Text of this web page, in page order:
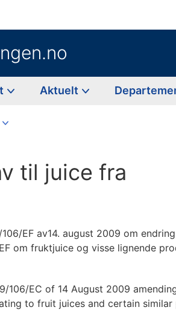
Aktuelt
til juice fra
EF av14. august 2009 om
om fruktjuice og visse lignende
106/EC of 14 August 2009
to fruit juices and certain